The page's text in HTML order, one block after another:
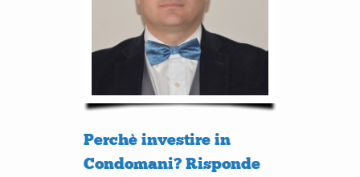
Perchè investire in
Condomani? Risponde